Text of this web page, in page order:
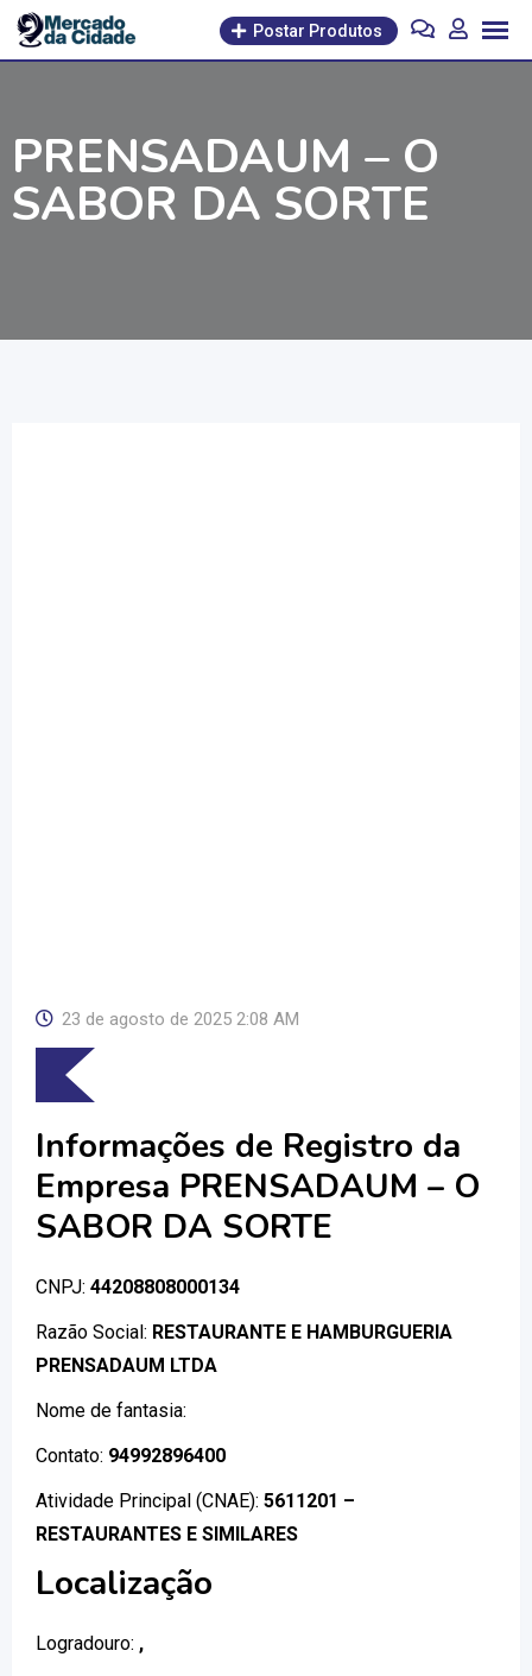
Pular
para
Postar Produtos
PRENSADAUM – O
SABOR DA SORTE
23 de agosto de 2025 2:08 AM
Informações de Registro da
Empresa PRENSADAUM – O
SABOR DA SORTE
CNPJ: 44208808000134
Razão Social: RESTAURANTE E HAMBURGUERIA
PRENSADAUM LTDA
Nome de fantasia:
Contato: 94992896400
Atividade Principal (CNAE): 5611201 –
RESTAURANTES E SIMILARES
Localização
Logradouro: ,